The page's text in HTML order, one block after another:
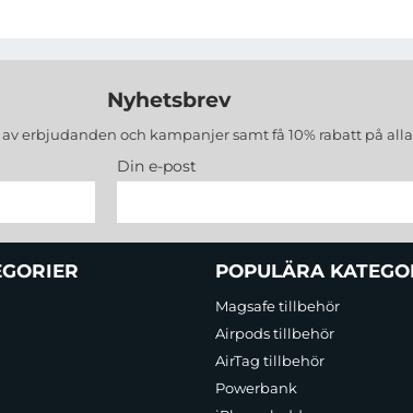
Nyhetsbrev
erbjudanden och kampanjer samt få 10% rabatt på alla
Din e-post
POPULÄRA
Magsafe tillbehör
Airpods tillbehör
AirTag tillbehör
Powerbank